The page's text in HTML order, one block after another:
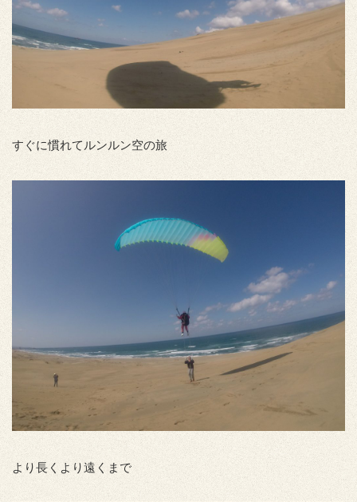
すぐに慣れてルンルン空の旅
より長くより遠くまで